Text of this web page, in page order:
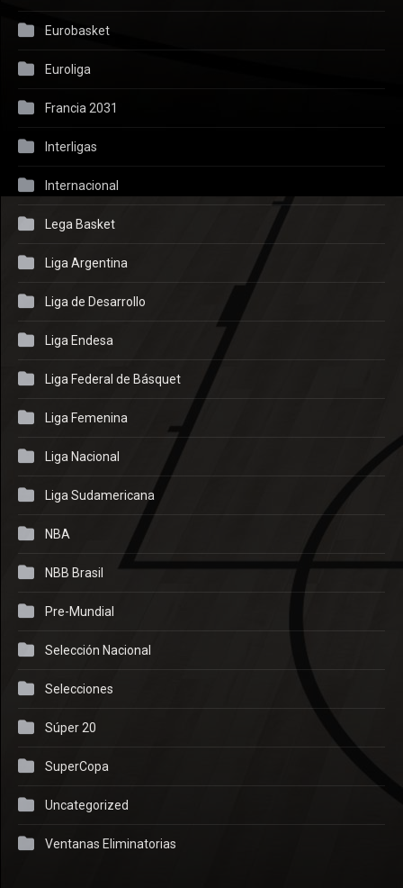
Eurobasket
Euroliga
Francia 2031
Interligas
Internacional
Lega Basket
Liga Argentina
Liga de Desarrollo
Liga Endesa
Liga Federal de Básquet
Liga Femenina
Liga Nacional
Liga Sudamericana
NBA
NBB Brasil
Pre-Mundial
Selección Nacional
Selecciones
Súper 20
SuperCopa
Uncategorized
Ventanas Eliminatorias